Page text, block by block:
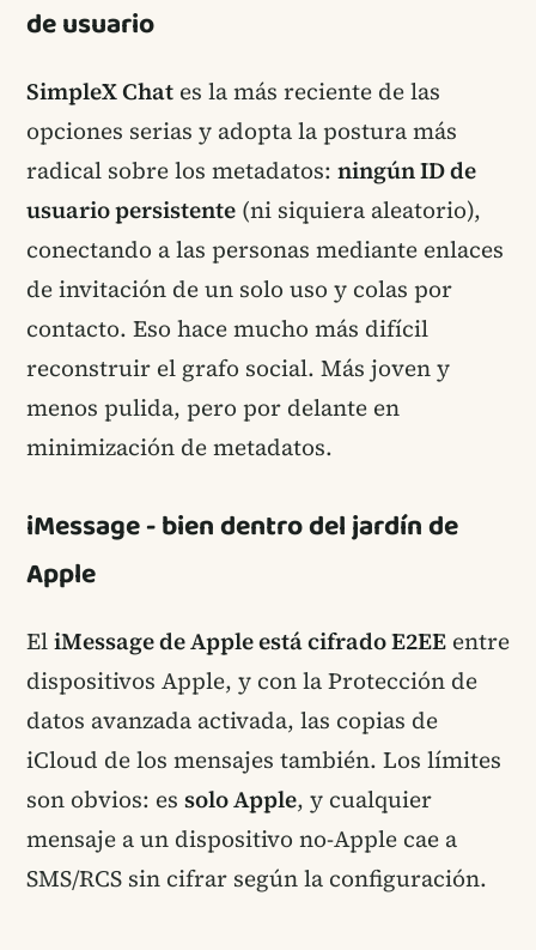
de usuario
SimpleX Chat es la más reciente de las
opciones serias y adopta la postura más
radical sobre los metadatos: ningún ID de
usuario persistente (ni siquiera aleatorio),
conectando a las personas mediante enlaces
de invitación de un solo uso y colas por
contacto. Eso hace mucho más difícil
reconstruir el grafo social. Más joven y
menos pulida, pero por delante en
minimización de metadatos.
iMessage - bien dentro del jardín de
Apple
EliMessage de Apple está cifrado E2EE entre
dispositivos Apple, y con la Protección de
datos avanzada activada, las copias de
iCloud de los mensajes también. Los límites
son obvios: es solo Apple, y cualquier
mensaje a un dispositivo no-Apple cae a
SMS/RCS sin cifrar según la configuración.